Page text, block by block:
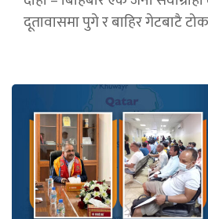
दूतावासमा पुगे र बाहिर गेटबाटै